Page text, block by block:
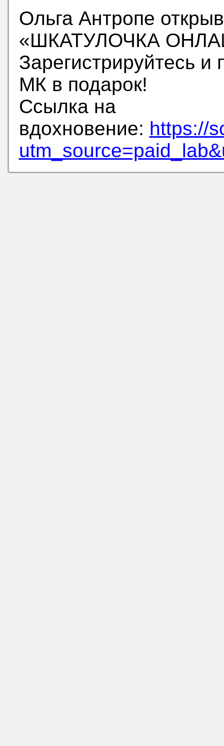
Ольга Антропе
«ШКАТУЛОЧКА
Зарегистрируйтесь и
МК в подарок!
Ссылка на
вдохновение: https://